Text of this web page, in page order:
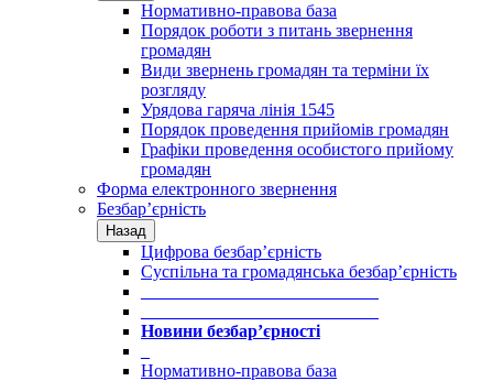
Нормативно-правова база
Порядок роботи з питань звернення
громадян
Види звернень громадян та терміни їх
розгляду
Урядова гаряча лінія 1545
Порядок проведення прийомів громадян
Графіки проведення особистого прийому
громадян
Форма електронного звернення
Безбар’єрність
Назад
Цифрова безбар’єрність
Суспільна та громадянська безбар’єрність
Новини безбар’єрності
Нормативно-правова база